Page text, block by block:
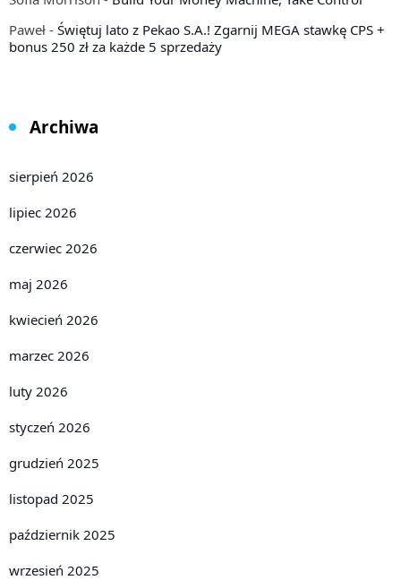
Paweł - Świętuj lato z Pekao S.A.! Zgarnij MEGA stawkę CPS +
bonus 250 zł za każde 5 sprzedaży
Archiwa
sierpień 2026
lipiec 2026
czerwiec 2026
maj 2026
kwiecień 2026
marzec 2026
luty 2026
styczeń 2026
grudzień 2025
listopad 2025
październik 2025
wrzesień 2025